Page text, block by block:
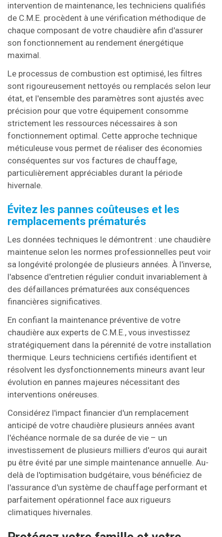
intervention de maintenance, les techniciens qualifiés
de C.M.E. procèdent à une vérification méthodique de
chaque composant de votre chaudière afin d'assurer
son fonctionnement au rendement énergétique
maximal.
Le processus de combustion est optimisé, les filtres
sont rigoureusement nettoyés ou remplacés selon leur
état, et l'ensemble des paramètres sont ajustés avec
précision pour que votre équipement consomme
strictement les ressources nécessaires à son
fonctionnement optimal. Cette approche technique
méticuleuse vous permet de réaliser des économies
conséquentes sur vos factures de chauffage,
particulièrement appréciables durant la période
hivernale.
Évitez les pannes coûteuses et les
remplacements prématurés
Les données techniques le démontrent : une chaudière
maintenue selon les normes professionnelles peut voir
sa longévité prolongée de plusieurs années. À l'inverse,
l'absence d'entretien régulier conduit invariablement à
des défaillances prématurées aux conséquences
financières significatives.
En confiant la maintenance préventive de votre
chaudière aux experts de C.M.E., vous investissez
stratégiquement dans la pérennité de votre installation
thermique. Leurs techniciens certifiés identifient et
résolvent les dysfonctionnements mineurs avant leur
évolution en pannes majeures nécessitant des
interventions onéreuses.
Considérez l'impact financier d'un remplacement
anticipé de votre chaudière plusieurs années avant
l'échéance normale de sa durée de vie – un
investissement de plusieurs milliers d'euros qui aurait
pu être évité par une simple maintenance annuelle. Au-
delà de l'optimisation budgétaire, vous bénéficiez de
l'assurance d'un système de chauffage performant et
parfaitement opérationnel face aux rigueurs
climatiques hivernales.